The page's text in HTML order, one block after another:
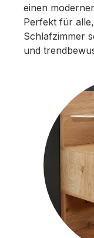
einen
Perfekt für
Schlafzimmer
und